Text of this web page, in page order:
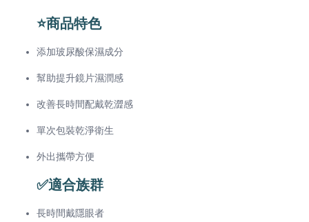
⭐商品特色
添加玻尿酸保濕成分
幫助提升鏡片濕潤感
改善長時間配戴乾澀感
單次包裝乾淨衛生
外出攜帶方便
✅適合族群
長時間戴隱眼者